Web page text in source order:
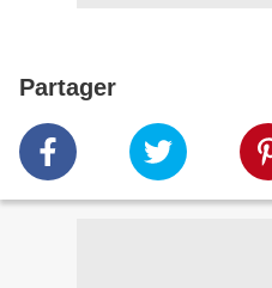
Partager